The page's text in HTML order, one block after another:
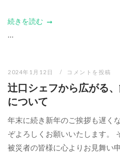
続きを読む
...
2024年1月12日 コメントを投稿
辻口シェフから広がる
について
年末に続き新年のご挨拶も遅く
ぞよろしくお願いいたします。
被災者の皆様に心よりお見舞い